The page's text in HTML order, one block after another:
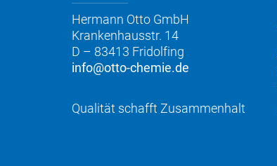
Hermann Otto GmbH
Krankenhausstr. 14
D – 83413 Fridolfing
info@otto-chemie.de
Qualität schafft Zusammenhalt